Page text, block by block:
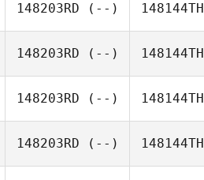
148203RD (--) 148144TH
148203RD (--) 148144TH
148203RD (--) 148144TH
148203RD (--) 148144TH